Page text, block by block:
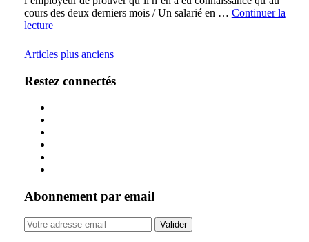
cours des deux derniers mois / Un salarié en … Continuer la
lecture
Articles plus anciens
Restez connectés
Abonnement par email
Your
website